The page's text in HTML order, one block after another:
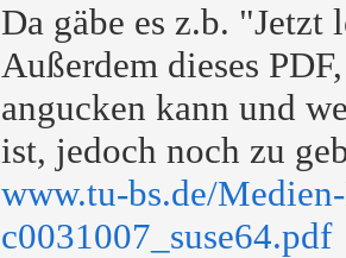
Da gäbe es z.b. "Jetzt
Außerdem dieses
angucken kann und
ist, jedoch noch zu
www.tu-bs.de/
c0031007_suse64.pdf